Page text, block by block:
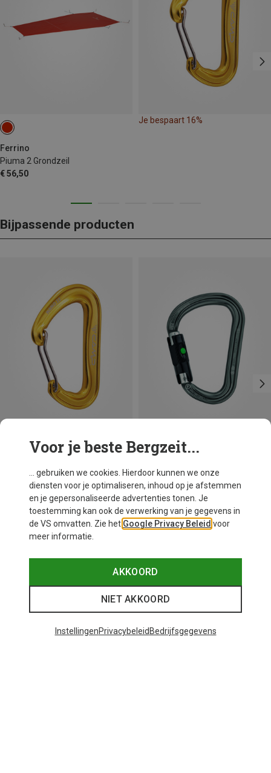
Ferrino
Piuma 2 Grondzeil
€ 56,50
Je bespaart 16%
Bijpassende producten
Je bespaart 16%
Petzl
William Ball-Lock HMS Karabiner
€ 26,95
BALL-LOCK
Voor je beste Bergzeit...
... gebruiken we cookies. Hierdoor kunnen we onze
diensten voor je optimaliseren, inhoud op je afstemmen
en je gepersonaliseerde advertenties tonen. Je
toestemming kan ook de verwerking van je gegevens in
de VS omvatten. Zie het Google Privacy Beleid voor
meer informatie.
AKKOORD
NIET AKKOORD
InstellingenPrivacybeleid Bedrijfsgegevens